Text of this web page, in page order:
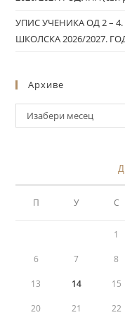
УПИС УЧЕНИКА ОД 2 –
ШКОЛСКА 2026/2027.
Архиве
Изабери месец
П У С
1
6 7 8
13 14 15
20 21 22